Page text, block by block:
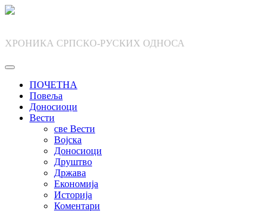
Skip
ХРОНИКА СРПСКО-РУСКИХ ОДНОСА
ПОЧЕТНА
Повеља
Доносиоци
Вести
све Вести
Војска
Доносиоци
Друштво
Држава
Економија
Историја
Коментари